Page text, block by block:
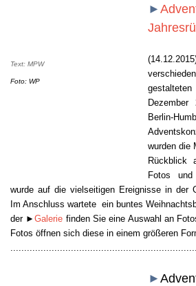
Text: MPW
Foto: WP
►
Berlin-
wurden die
Rückblick
Fotos und
wurde auf die vielseitigen Ereignisse in der
Im Anschluss wartete ein buntes
der ►Galerie finden Sie eine Auswahl an
Fotos öffnen sich diese in einem größeren
►